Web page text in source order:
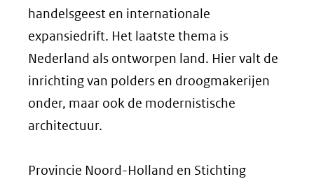
handelsgeest en internationale
expansiedrift. Het laatste thema is
Nederland als ontworpen land. Hier valt de
inrichting van polders en droogmakerijen
onder, maar ook de modernistische
architectuur.
Provincie Noord-Holland en Stichting